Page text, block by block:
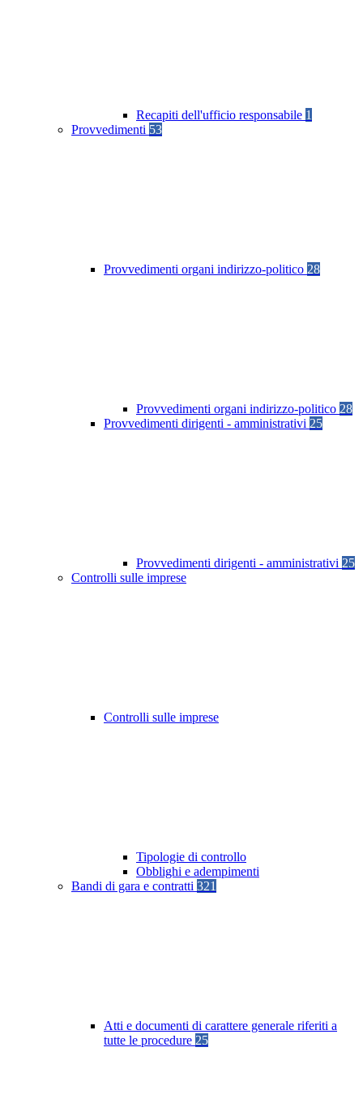
Recapiti dell'ufficio responsabile 1
Provvedimenti 53
Provvedimenti organi indirizzo-politico 28
Provvedimenti organi indirizzo-politico 28
Provvedimenti dirigenti - amministrativi 25
Provvedimenti dirigenti - amministrativi 25
Controlli sulle imprese
Controlli sulle imprese
Tipologie di controllo
Obblighi e adempimenti
Bandi di gara e contratti 321
Atti e documenti di carattere generale riferiti a
tutte le procedure 25